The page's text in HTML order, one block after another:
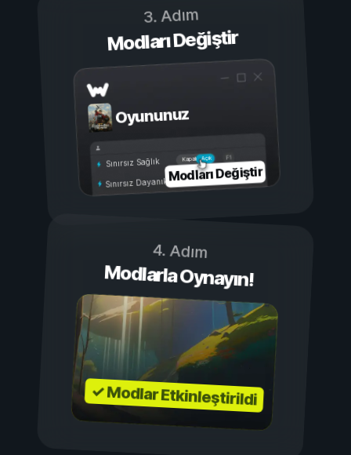
3. Adım
Modları Değiştir
Oyununuz
Açık
Kapalı
Sınırsız Sağlık
Sınırsız DayanıklılıkModları Değiştir
4. Adım
Modlarla Oynayın!
✓ Modlar Etkinleştirildi